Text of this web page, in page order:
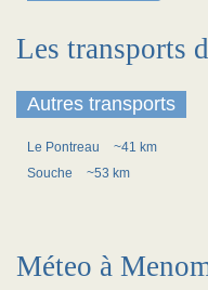
Les transports
Autres transports
Le Pontreau
~41 km
Souche
~53 km
Méteo à